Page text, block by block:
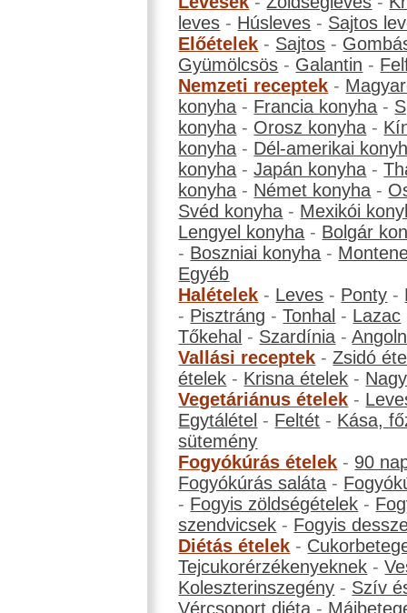
leves - Húsleves - Sajtos
Előételek - Sajtos -
Gyümölcsös - Galantin -
Nemzeti receptek -
konyha - Francia konyha -
konyha - Orosz konyha -
konyha - Dél-amerikai
konyha -Japán konyha -
konyha - Német konyha -
Svéd konyha - Mexikói
Lengyel konyha - Bolgár
- Boszniai konyha -
Egyéb
Halételek - Leves - Ponty -
- Pisztráng -Tonhal - Lazac
Tőkehal - Szardínia -
Vallási receptek -Zsidó
ételek - Krisna ételek -
Vegetáriánus ételek -
Egytálétel - Feltét - Kása,
sütemény
Fogyókúrás ételek - 90
Fogyókúrás saláta -
- Fogyis zöldségételek -
szendvicsek - Fogyis
Diétás ételek -
Tejcukorérzékenyeknek -
Koleszterinszegény - Szív
Vércsoport diéta -